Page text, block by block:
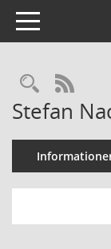
Toggle navigation
Stefan